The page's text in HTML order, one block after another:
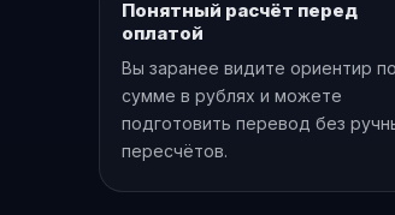
Понятный расчёт перед
оплатой
Вы заранее видите ориентир по
сумме в рублях и можете
подготовить перевод без
пересчётов.